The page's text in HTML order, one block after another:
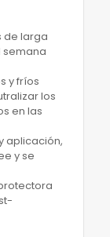
de larga
semana
y fríos
los
en las
aplicación,
y se